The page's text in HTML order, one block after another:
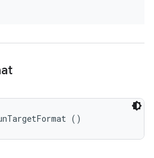
()